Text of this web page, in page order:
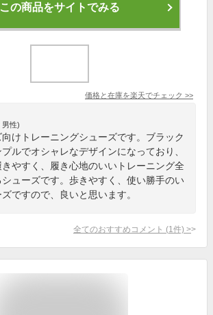
この商品をサイトでみる
価格と在庫を楽天でチェック >>
男性)
けトレーニングシューズです。ブラック
ルでオシャレなデザインになっており、
やすく、履き心地のいいトレーニング全
ューズです。歩きやすく、使い勝手のい
ですので、良いと思います。
全てのおすすめコメント (1 件) >